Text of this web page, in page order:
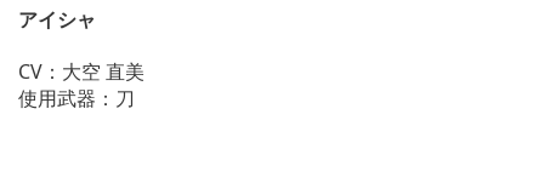
アイシャ
CV：大空 直美
使用武器：刀